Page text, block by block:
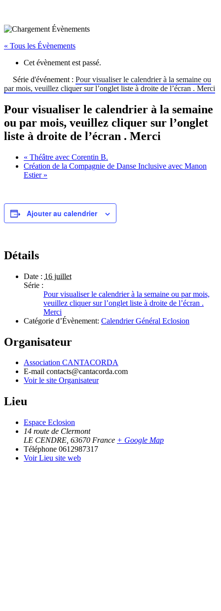
« Tous les Évènements
Cet évènement est passé.
Série d'événement : Pour visualiser le calendrier à la semaine ou
par mois, veuillez cliquer sur l’onglet liste à droite de l’écran . Merci
Pour visualiser le calendrier à la semaine
ou par mois, veuillez cliquer sur l’onglet
liste à droite de l’écran . Merci
« Théâtre avec Corentin B.
Création de la Compagnie de Danse Inclusive avec Manon
Estier »
Ajouter au calendrier
Détails
Date : 16 juillet
Série :
Pour visualiser le calendrier à la semaine ou par mois,
veuillez cliquer sur l’onglet liste à droite de l’écran .
Merci
Catégorie d’Évènement: Calendrier Général Eclosion
Organisateur
Association CANTACORDA
E-mail contacts@cantacorda.com
Voir le site Organisateur
Lieu
Espace Eclosion
14 route de Clermont
LE CENDRE 63670 France + Google Map
Téléphone 0612987317
Voir Lieu site web